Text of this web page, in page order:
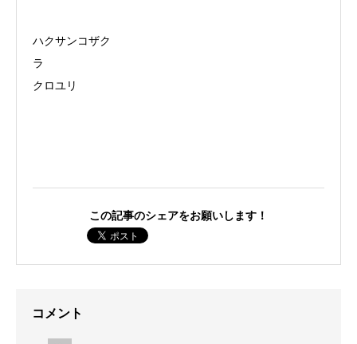
ハクサンコザク
ラ
クロユリ
この記事のシェアをお願いします！
コメント